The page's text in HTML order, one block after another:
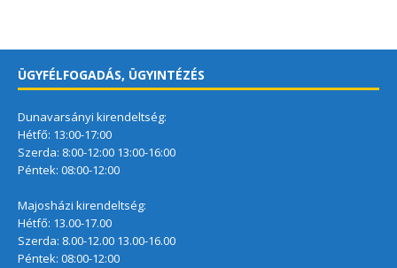
ÜGYFÉLFOGADÁS, ÜGYINTÉZÉS
Dunavarsányi kirendeltség:
Hétfő: 13:00-17:00
Szerda: 8:00-12:00 13:00-16:00
Péntek: 08:00-12:00
Majosházi kirendeltség:
Hétfő: 13.00-17.00
Szerda: 8.00-12.00 13.00-16.00
Péntek: 08:00-12:00